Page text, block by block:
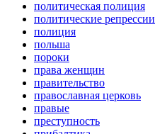
политическая полиция
политические репрессии
полиция
польша
пороки
права женщин
правительство
православная церковь
правые
преступность